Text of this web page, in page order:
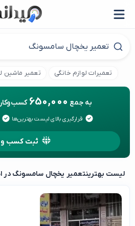
تعمیرات لوازم خانگی تعمیر ماشین
به جمع 650,000 کسب‌وکار
قرارگیری بالای لیست بهترین‌ها
ثبت کسب و
لیست بهترینتعمیر یخچال سامسونگ در